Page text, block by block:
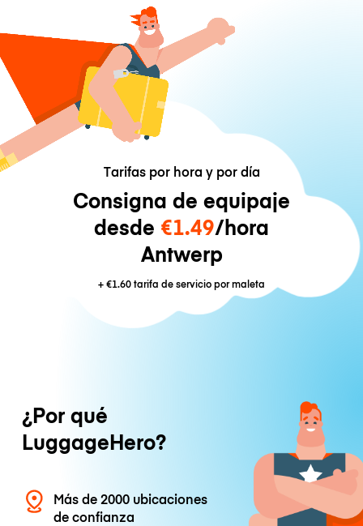
Tarifas por hora y por día
Consigna de equipaje
desde €1.49/hora
Antwerp
+€1.60tarifa de servicio por maleta
¿Por qué
LuggageHero?
Más de 2000 ubicaciones
de confianza